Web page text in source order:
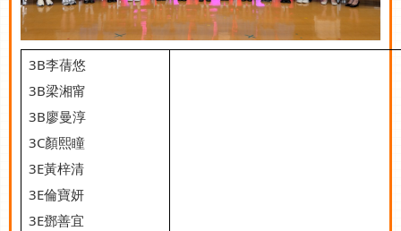
3B李蒨悠
3B梁湘甯
3B廖曼淳
3C顏熙瞳
3E黃梓清
3E倫寶妍
3E鄧善宜